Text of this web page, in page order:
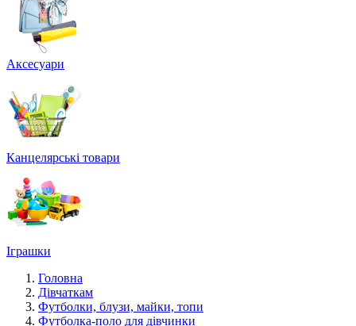
Аксесуари
Канцелярські товари
Іграшки
Головна
Дівчаткам
Футболки, блузи, майки, топи
Футболка-поло для дівчинки